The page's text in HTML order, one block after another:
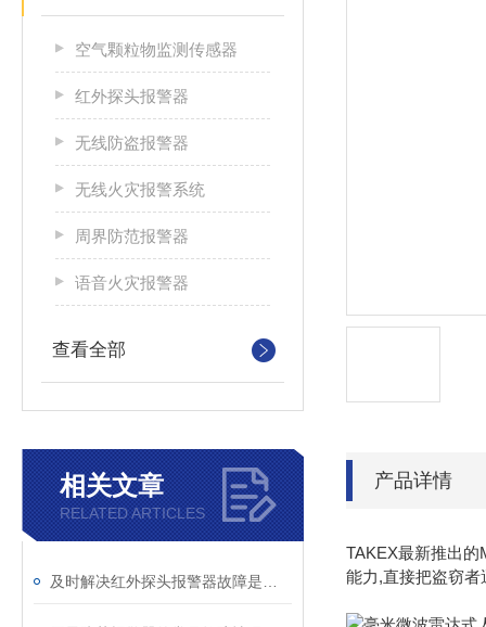
空气颗粒物监测传感器
红外探头报警器
无线防盗报警器
无线火灾报警系统
周界防范报警器
语音火灾报警器
查看全部
相关文章
RELATED ARTICLES
产品详情
TAKEX最新推出
能力,直接把盗窃